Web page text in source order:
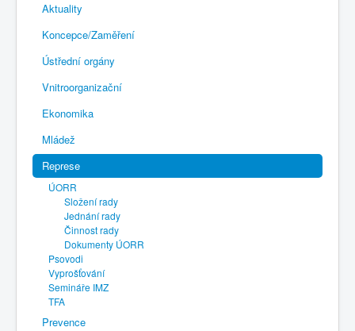
Plán činnosti 2026
Kalendář akcí
Výhody pro členy
Portál REDENOX
Aktuality
Koncepce/Zaměření
Ústřední orgány
Vnitroorganizační
Ekonomika
Mládež
Represe
ÚORR
Složení rady
Jednání rady
Činnost rady
Dokumenty ÚORR
Psovodi
Vyprošťování
Semináře IMZ
TFA
Prevence